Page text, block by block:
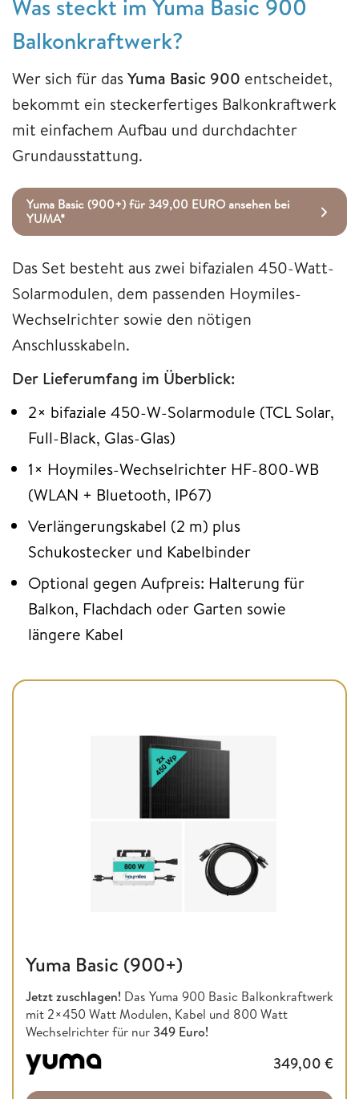
Was steckt im Yuma Basic 900
Balkonkraftwerk?
Wer sich für dasYuma Basic 900 entscheidet,
bekommt ein steckerfertiges Balkonkraftwerk
mit einfachem Aufbau und durchdachter
Grundausstattung.
Yuma Basic (900+) für 349,00 EURO ansehen bei
YUMA*
Das Set besteht aus zwei bifazialen 450-Watt-
Solarmodulen, dem passenden Hoymiles-
Wechselrichter sowie den nötigen
Anschlusskabeln.
Der Lieferumfang im Überblick:
2× bifaziale 450-W-Solarmodule (TCL Solar,
Full-Black, Glas-Glas)
1× Hoymiles-Wechselrichter HF-800-WB
(WLAN + Bluetooth, IP67)
Verlängerungskabel (2 m) plus
Schukostecker und Kabelbinder
Optional gegen Aufpreis: Halterung für
Balkon, Flachdach oder Garten sowie
längere Kabel
Yuma Basic (900+)
Jetzt zuschlagen! Das Yuma 900 Basic Balkonkraftwerk
mit 2×450 Watt Modulen, Kabel und 800 Watt
Wechselrichter für nur 349 Euro!
349,00 €